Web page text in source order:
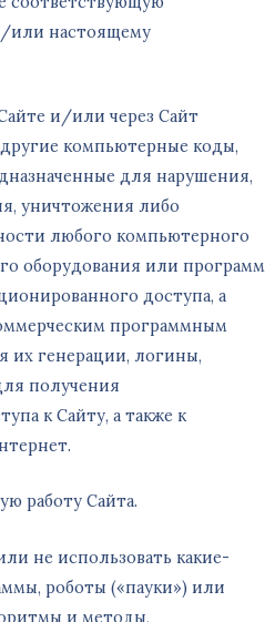
/или настоящему
и/или через Сайт
компьютерные коды,
для нарушения,
уничтожения либо
любого компьютерного
оборудования или программ
доступа, а
программным
их генерации, логины,
получения
к Сайту, а также к
работу Сайта.
не использовать какие-
роботы («пауки») или
и методы,